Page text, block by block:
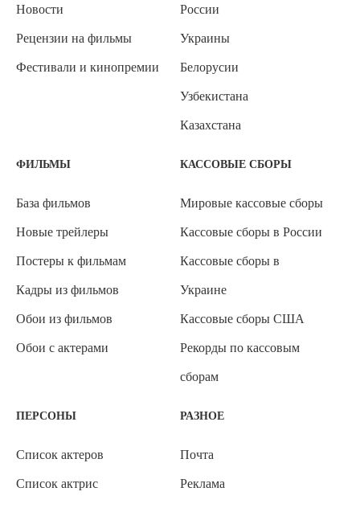
Новости
Рецензии на фильмы
Фестивали и кинопремии
России
Украины
Белорусии
Узбекистана
Казахстана
ФИЛЬМЫ
База фильмов
Новые трейлеры
Постеры к фильмам
Кадры из фильмов
Обои из фильмов
Обои с актерами
КАССОВЫЕ СБОРЫ
Мировые кассовые сборы
Кассовые сборы в России
Кассовые сборы в
Украине
Кассовые сборы США
Рекорды по кассовым
сборам
ПЕРСОНЫ
Список актеров
Список актрис
РАЗНОЕ
Почта
Реклама